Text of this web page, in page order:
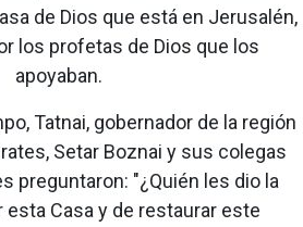
de Dios que está en Jerusalén,
los profetas de Dios que los
apoyaban.
Tatnai, gobernador de la región
Setar Boznai y sus colegas
preguntaron: "¿Quién les dio la
esta Casa y de restaurar este